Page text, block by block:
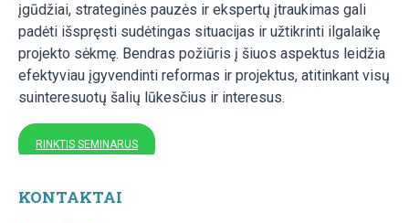
įgūdžiai, strateginės pauzės ir ekspertų įtraukimas gali
padėti išspręsti sudėtingas situacijas ir užtikrinti ilgalaikę
projekto sėkmę. Bendras požiūris į šiuos aspektus leidžia
efektyviau įgyvendinti reformas ir projektus, atitinkant visų
suinteresuotų šalių lūkesčius ir interesus.
RINKTIS SEMINARUS
KONTAKTAI